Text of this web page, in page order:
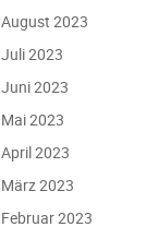
August 2023
Juli 2023
Juni 2023
Mai 2023
April 2023
März 2023
Februar 2023